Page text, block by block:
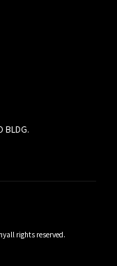
BLDG.
all rights reserved.